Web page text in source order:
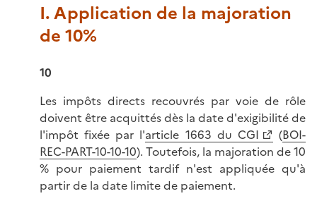
I. Application de la majoration
de 10%
10
Les impôts directs recouvrés par voie de rôle
doivent être acquittés dès la date d'exigibilité de
l'impôt fixée par l'article 1663 du CGI (BOI-
REC-PART-10-10-10). Toutefois, la majoration de 10
% pour paiement tardif n'est appliquée qu'à
partir de la date limite de paiement.